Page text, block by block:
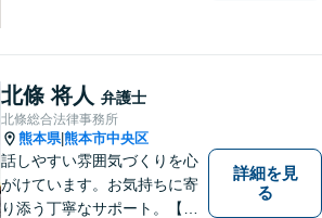
そう地域に法的サービスを提
供してまいります。お気軽に
ご相談を！
北條 将人 弁護士
北條総合法律事務所
熊本県|熊本市中央区
話しやすい雰囲気づくりを心
がけています。お気持ちに寄
り添う丁寧なサポート。【借
詳細を見
る